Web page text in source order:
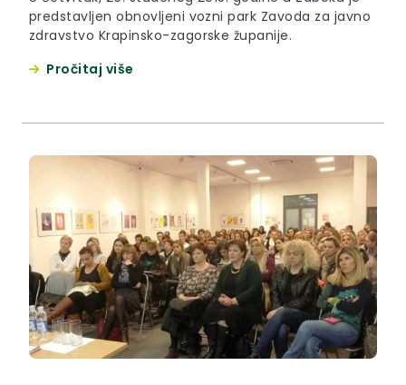
predstavljen obnovljeni vozni park Zavoda za javno
zdravstvo Krapinsko-zagorske županije.
Pročitaj više